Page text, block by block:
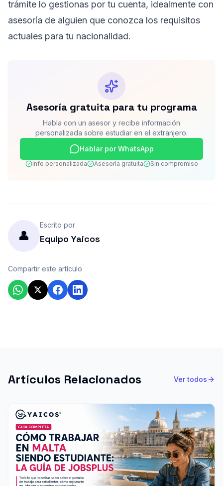
trámite lo gestionas por tu cuenta, idealmente con
asesoría de alguien que conozca los requisitos
actuales para tu nacionalidad.
Asesoría gratuita para tu programa
Habla con un asesor y recibe información
personalizada sobre estudiar en el extranjero.
Hablar por WhatsApp
Info personalizada Asesoría gratuita Sin compromiso
👤
Escrito por
Equipo Yaicos
Compartir este artículo
Artículos Relacionados Ver todos